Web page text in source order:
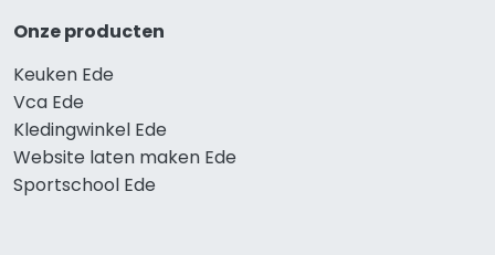
Onze producten
Keuken Ede
Vca Ede
Kledingwinkel Ede
Website laten maken Ede
Sportschool Ede